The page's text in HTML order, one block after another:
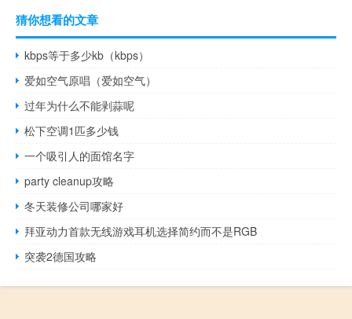
猜你想看的文章
kbps等于多少kb（kbps）
爱如空气原唱（爱如空气）
过年为什么不能剥蒜呢
松下空调1匹多少钱
一个吸引人的面馆名字
party cleanup攻略
冬天装修公司哪家好
拜亚动力首款无线游戏耳机选择简约而不是RGB
突袭2德国攻略